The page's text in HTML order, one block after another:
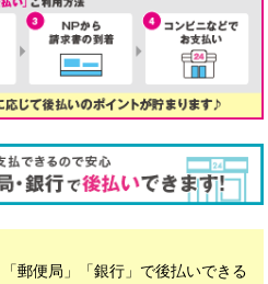
郵便局」「銀行」で後払いできる